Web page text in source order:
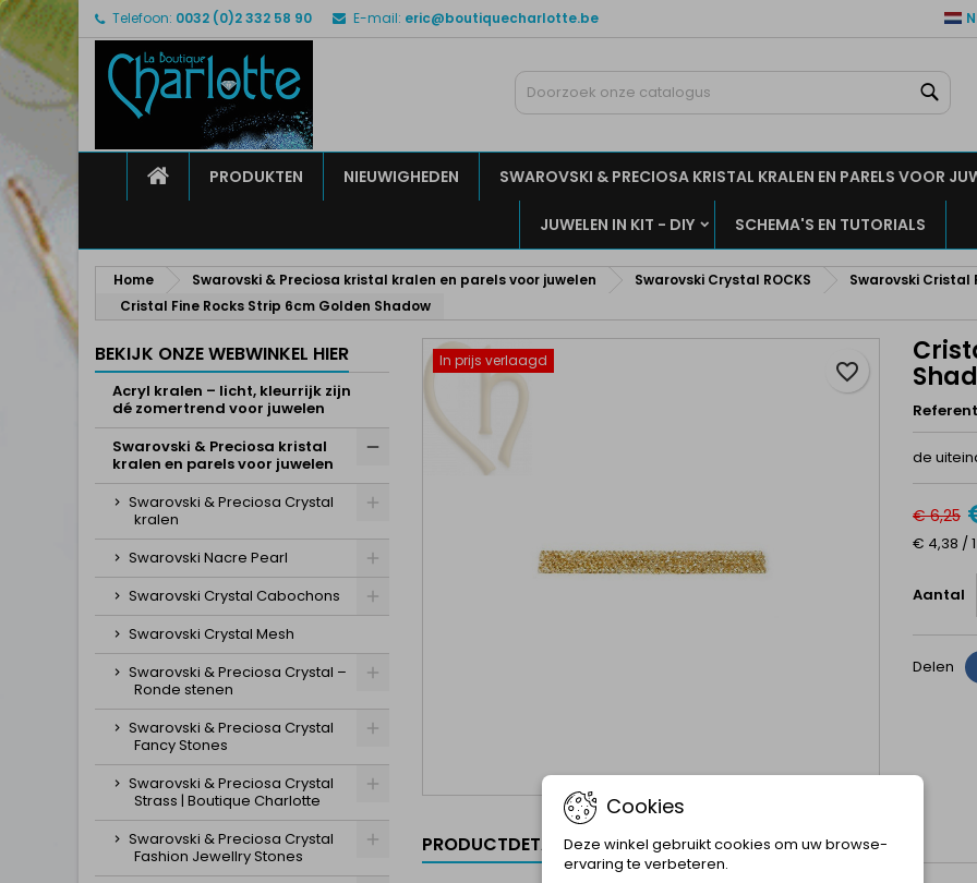
Telefoon: 0032 (0)2 332 58 90 E-mail: eric@boutiquecharlotte.be
HOMEPRODUKTEN NIEUWIGHEDEN SWAROVSKI & PRECIOSA KRISTAL KRALEN EN PARELS VOOR
JUWELEN IN KIT - DIY SCHEMA'S EN TUTORIALS
Home Swarovski & Preciosa kristal kralen en parels voor juwelen Swarovski Crystal ROCKS
Swarovski Cristal
Cristal Fine Rocks Strip 6cm Golden Shadow
BEKIJK ONZE WEBWINKEL HIER
Acryl kralen – licht, kleurrijk zijn
dé zomertrend voor juwelen
Swarovski & Preciosa kristal
kralen en parels voor juwelen
Swarovski & Preciosa Crystal
kralen
Swarovski Nacre Pearl
Swarovski Crystal Cabochons
Swarovski Crystal Mesh
Swarovski & Preciosa Crystal –
Ronde stenen
Swarovski & Preciosa Crystal
Fancy Stones
Swarovski & Preciosa Crystal
Strass | Boutique Charlotte
Swarovski & Preciosa Crystal
Fashion Jewellry Stones
In prijs verlaagd
de
€ 6,25
€ 4,38 /
Aantal
favorite_border
Delen
PRODUCTDETAILS
Mijn verlanglijsten
Maak een lijst
Maak een verlanglijst
Inloggen
U moet ingelogd zijn om producten in uw verlanglijst op te slaan.
Annuleren
Cookies
Deze winkel gebruikt cookies om uw browse-
ervaring te verbeteren.